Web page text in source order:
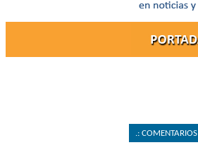
.: COMENTARIOS